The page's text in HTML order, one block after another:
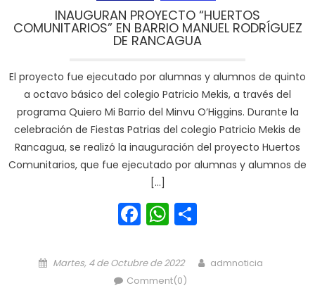
INAUGURAN PROYECTO “HUERTOS
COMUNITARIOS” EN BARRIO MANUEL RODRÍGUEZ
DE RANCAGUA
El proyecto fue ejecutado por alumnas y alumnos de quinto
a octavo básico del colegio Patricio Mekis, a través del
programa Quiero Mi Barrio del Minvu O’Higgins. Durante la
celebración de Fiestas Patrias del colegio Patricio Mekis de
Rancagua, se realizó la inauguración del proyecto Huertos
Comunitarios, que fue ejecutado por alumnas y alumnos de
[…]
Facebook
WhatsApp
Posted on
Martes, 4 de Octubre de 2022 Author
admnoticia
Comment(0)